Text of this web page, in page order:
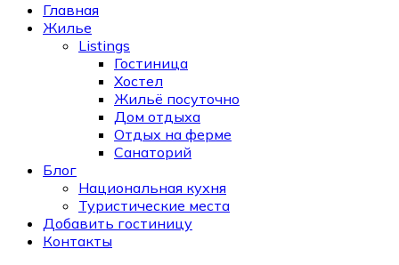
Главная
Жилье
Listings
Гостиница
Хостел
Жильё посуточно
Дом отдыха
Отдых на ферме
Санаторий
Блог
Национальная кухня
Туристические места
Добавить гостиницу
Контакты